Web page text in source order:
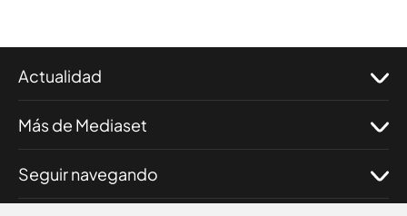
Actualidad
Más de Mediaset
Seguir navegando